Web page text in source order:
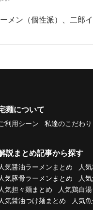
メン（個性派）、二郎
麺について
利用シーン 私達のこだわり
説まとめ記事から探す
人気醤油ラーメンまとめ 人
人気豚骨ラーメンまとめ
人
人気担々麺まとめ
人気鶏白
人気醤油つけ麺まとめ
人気